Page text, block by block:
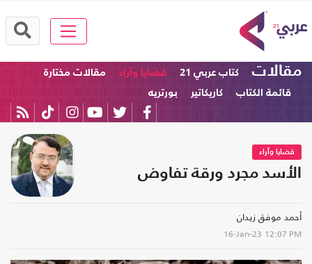
مقالات كتاب عربي 21 قضايا وآراء
مقالات مختارة
قائمة الكتاب
كاريكاتير بورتريه
قضايا وآراء
الأسد مجرد ورقة تفاوض
أحمد موفق زيدان
16-Jan-23 12:07 PM